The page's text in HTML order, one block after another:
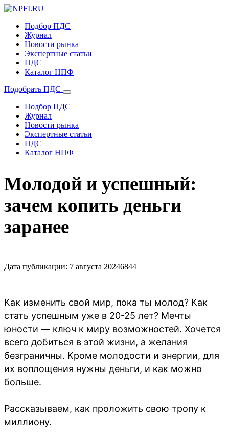
Подбор ПДС
Журнал
Новости рынка
Экспертные статьи
ПДС
Каталог НПФ
Подобрать ПДС
Подбор ПДС
Журнал
Новости рынка
Экспертные статьи
ПДС
Каталог НПФ
Молодой и успешный:
зачем копить деньги
заранее
Дата публикации: 7 августа 20246844
Как изменить свой мир, пока ты молод? Как
стать успешным уже в 20-25 лет? Мечты
юности — ключ к миру возможностей. Хочется
всего добиться в этой жизни, а желания
безграничны. Кроме молодости и энергии, для
их воплощения нужны деньги, и как можно
больше.
Рассказываем, как проложить свою тропу к
миллиону.